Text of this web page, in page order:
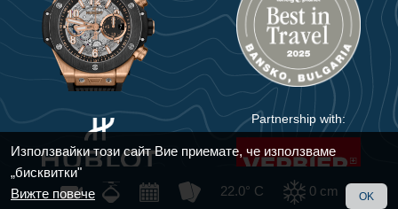
22.0° C 0 cm
Partnership with:
Използвайки този сайт Вие приемате, че използваме
„бисквитки"
Вижте повече
OK